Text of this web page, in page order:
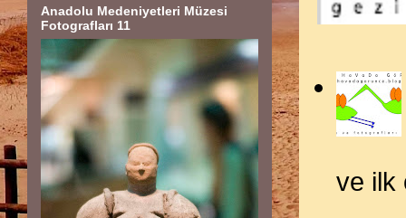
ve ilk
Anadolu Medeniyetleri Müzesi
Fotografları 11